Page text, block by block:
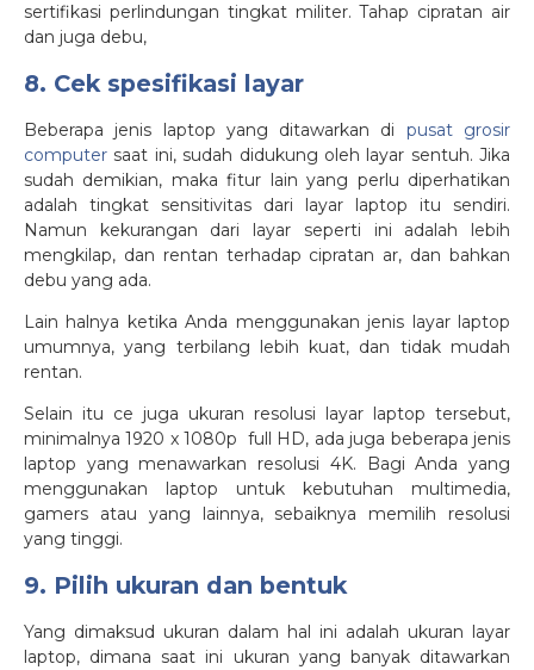
sertifikasi perlindungan tingkat militer. Tahap cipratan air
dan juga debu,
8. Cek spesifikasi layar
Beberapa jenis laptop yang ditawarkan di pusat grosir
computer saat ini, sudah didukung oleh layar sentuh. Jika
sudah demikian, maka fitur lain yang perlu diperhatikan
adalah tingkat sensitivitas dari layar laptop itu sendiri.
Namun kekurangan dari layar seperti ini adalah lebih
mengkilap, dan rentan terhadap cipratan ar, dan bahkan
debu yang ada.
Lain halnya ketika Anda menggunakan jenis layar laptop
umumnya, yang terbilang lebih kuat, dan tidak mudah
rentan.
Selain itu ce juga ukuran resolusi layar laptop tersebut,
minimalnya 1920 x 1080p full HD, ada juga beberapa jenis
laptop yang menawarkan resolusi 4K. Bagi Anda yang
menggunakan laptop untuk kebutuhan multimedia,
gamers atau yang lainnya, sebaiknya memilih resolusi
yang tinggi.
9. Pilih ukuran dan bentuk
Yang dimaksud ukuran dalam hal ini adalah ukuran layar
laptop, dimana saat ini ukuran yang banyak ditawarkan